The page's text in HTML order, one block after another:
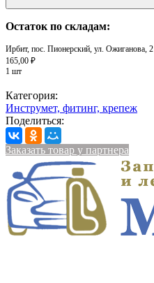
Остаток по складам:
Ирбит, пос. Пионерский, ул. Ожиганова, 2
165,00 ₽
1 шт
Категория:
Инструмет, фитинг, крепеж
Поделиться:
Заказать товар у партнера